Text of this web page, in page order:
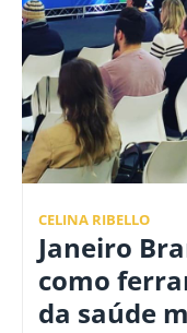
CELINA RIBELLO
Janeiro
como
da saúde